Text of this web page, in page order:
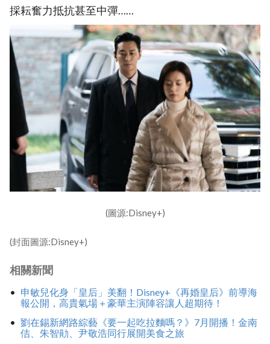
採耘奮力抵抗甚至中彈……
(圖源:Disney+)
(封面圖源:Disney+)
相關新聞
申敏兒化身「皇后」美翻！Disney+《再婚皇后》前導海
報公開，高貴氣場＋豪華主演陣容讓人超期待！
劉在錫新網路綜藝《要一起吃拉麵嗎？》7月開播！金南
佶、朱智勛、尹敬浩同行展開美食之旅